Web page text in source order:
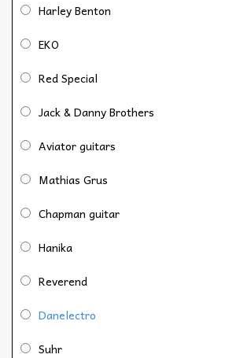
Harley Benton
EKO
Red Special
Jack & Danny Brothers
Aviator guitars
Mathias Grus
Chapman guitar
Hanika
Reverend
Danelectro
Suhr